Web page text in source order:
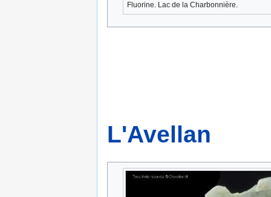
Fluorine. Lac de la Charbonnière.
L'Avellan